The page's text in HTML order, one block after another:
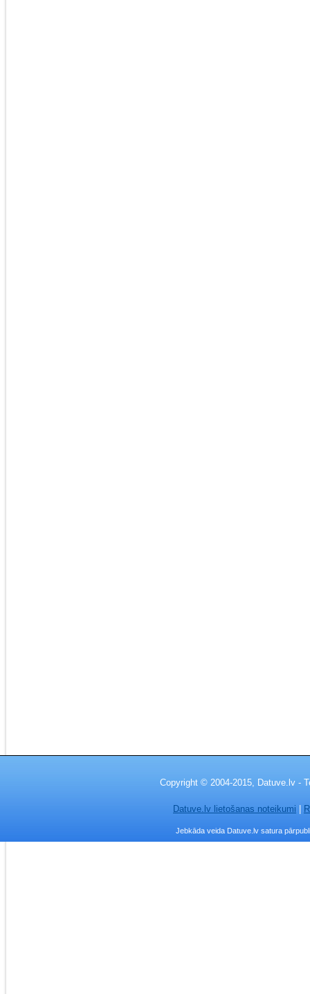
Copyright © 2004-2015, Datuve.lv -
Datuve.lv lietošanas noteikumi
Jebkāda veida Datuve.lv satura